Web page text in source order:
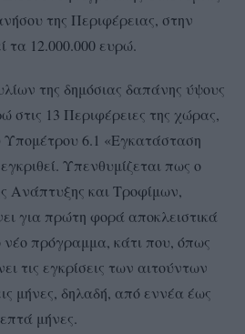
της Περιφέρειας, στην
τα 12.000.000 ευρώ.
της δημόσιας δαπάνης ύψους
στις 13 Περιφέρειες της χώρας,
6.1 «Εγκατάσταση
Υπενθυμίζεται πως ο
Ανάπτυξης και Τροφίμων,
για πρώτη φορά αποκλειστικά
νέο πρόγραμμα, κάτι που, όπως
τις εγκρίσεις των αιτούντων
μήνες, δηλαδή, από εννέα έως
μήνες.